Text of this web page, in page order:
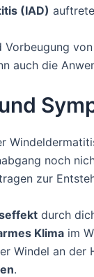
(IAD)
Vorbeugung
auch die
noch
zur
durch
Klima im
Windel an der
.